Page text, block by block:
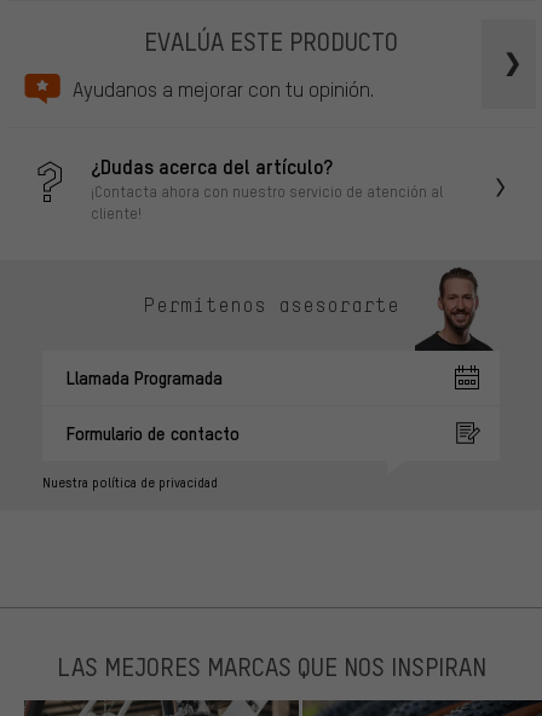
EVALÚA ESTE PRODUCTO
Ayudanos a mejorar con tu opinión.
¿Dudas acerca del artículo?
¡Contacta ahora con nuestro servicio de atención al
cliente!
Permítenos asesorarte
Llamada Programada
Formulario de contacto
Nuestra política de privacidad
LAS MEJORES MARCAS QUE NOS INSPIRAN